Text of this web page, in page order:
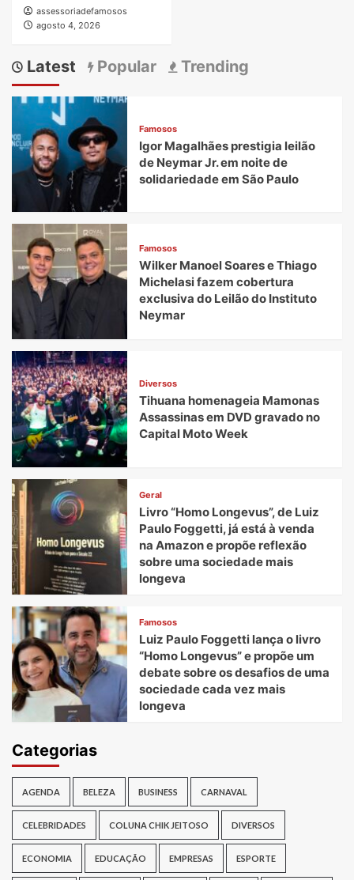
assessoriadefamosos
agosto 4, 2026
Latest Popular Trending
Famosos
Igor Magalhães prestigia leilão
de Neymar Jr. em noite de
solidariedade em São Paulo
Famosos
Wilker Manoel Soares e Thiago
Michelasi fazem cobertura
exclusiva do Leilão do Instituto
Neymar
Diversos
Tihuana homenageia Mamonas
Assassinas em DVD gravado no
Capital Moto Week
Geral
Livro “Homo Longevus”, de Luiz
Paulo Foggetti, já está à venda
na Amazon e propõe reflexão
sobre uma sociedade mais
longeva
Famosos
Luiz Paulo Foggetti lança o livro
“Homo Longevus” e propõe um
debate sobre os desafios de uma
sociedade cada vez mais
longeva
Categorias
AGENDA BELEZA BUSINESS CARNAVAL
CELEBRIDADES COLUNA CHIK JEITOSO DIVERSOS
ECONOMIA EDUCAÇÃO EMPRESAS ESPORTE